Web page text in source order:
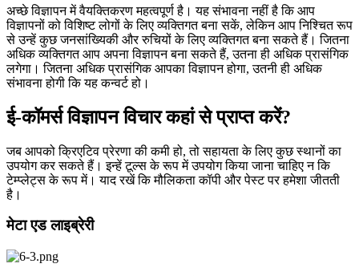
अच्छे विज्ञापन में वैयक्तिकरण महत्वपूर्ण है। यह संभावना नहीं है कि आप
विज्ञापनों को विशिष्ट लोगों के लिए व्यक्तिगत बना सकें, लेकिन आप निश्चित रूप
से उन्हें कुछ जनसांख्यिकी और रुचियों के लिए व्यक्तिगत बना सकते हैं। जितना
अधिक व्यक्तिगत आप अपना विज्ञापन बना सकते हैं, उतना ही अधिक प्रासंगिक
लगेगा। जितना अधिक प्रासंगिक आपका विज्ञापन होगा, उतनी ही अधिक
संभावना होगी कि यह कन्वर्ट हो।
ई-कॉमर्स विज्ञापन विचार कहां से प्राप्त करें?
जब आपको क्रिएटिव प्रेरणा की कमी हो, तो सहायता के लिए कुछ स्थानों का
उपयोग कर सकते हैं। इन्हें टूल्स के रूप में उपयोग किया जाना चाहिए न कि
टेम्प्लेट्स के रूप में। याद रखें कि मौलिकता कॉपी और पेस्ट पर हमेशा जीतती
है।
मेटा एड लाइब्रेरी